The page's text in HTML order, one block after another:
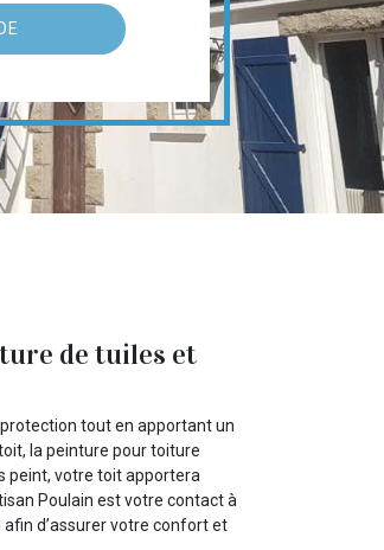
de tuiles et
tout en apportant un
la peinture pour toiture
peint, votre toit apportera
Poulain est votre contact à
d’assurer votre confort et